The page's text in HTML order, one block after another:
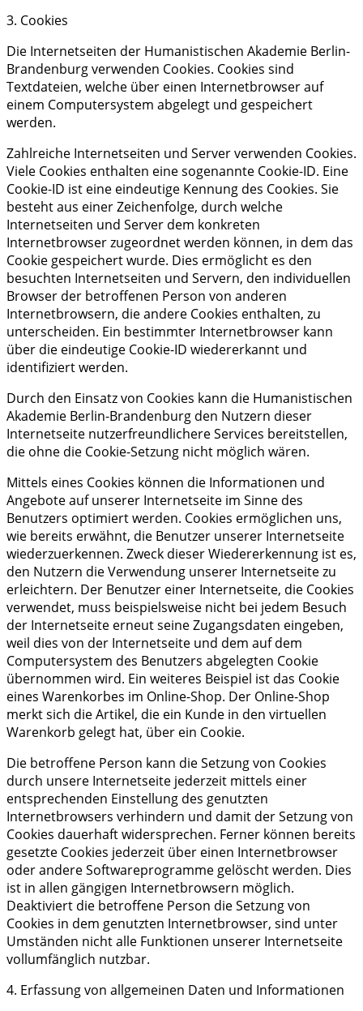
3. Cookies
Die Internetseiten der Humanistischen Akademie Berlin-
Brandenburg verwenden Cookies. Cookies sind
Textdateien, welche über einen Internetbrowser auf
einem Computersystem abgelegt und gespeichert
werden.
Zahlreiche Internetseiten und Server verwenden Cookies.
Viele Cookies enthalten eine sogenannte Cookie-ID. Eine
Cookie-ID ist eine eindeutige Kennung des Cookies. Sie
besteht aus einer Zeichenfolge, durch welche
Internetseiten und Server dem konkreten
Internetbrowser zugeordnet werden können, in dem das
Cookie gespeichert wurde. Dies ermöglicht es den
besuchten Internetseiten und Servern, den individuellen
Browser der betroffenen Person von anderen
Internetbrowsern, die andere Cookies enthalten, zu
unterscheiden. Ein bestimmter Internetbrowser kann
über die eindeutige Cookie-ID wiedererkannt und
identifiziert werden.
Durch den Einsatz von Cookies kann die Humanistischen
Akademie Berlin-Brandenburg den Nutzern dieser
Internetseite nutzerfreundlichere Services bereitstellen,
die ohne die Cookie-Setzung nicht möglich wären.
Mittels eines Cookies können die Informationen und
Angebote auf unserer Internetseite im Sinne des
Benutzers optimiert werden. Cookies ermöglichen uns,
wie bereits erwähnt, die Benutzer unserer Internetseite
wiederzuerkennen. Zweck dieser Wiedererkennung ist es,
den Nutzern die Verwendung unserer Internetseite zu
erleichtern. Der Benutzer einer Internetseite, die Cookies
verwendet, muss beispielsweise nicht bei jedem Besuch
der Internetseite erneut seine Zugangsdaten eingeben,
weil dies von der Internetseite und dem auf dem
Computersystem des Benutzers abgelegten Cookie
übernommen wird. Ein weiteres Beispiel ist das Cookie
eines Warenkorbes im Online-Shop. Der Online-Shop
merkt sich die Artikel, die ein Kunde in den virtuellen
Warenkorb gelegt hat, über ein Cookie.
Die betroffene Person kann die Setzung von Cookies
durch unsere Internetseite jederzeit mittels einer
entsprechenden Einstellung des genutzten
Internetbrowsers verhindern und damit der Setzung von
Cookies dauerhaft widersprechen. Ferner können bereits
gesetzte Cookies jederzeit über einen Internetbrowser
oder andere Softwareprogramme gelöscht werden. Dies
ist in allen gängigen Internetbrowsern möglich.
Deaktiviert die betroffene Person die Setzung von
Cookies in dem genutzten Internetbrowser, sind unter
Umständen nicht alle Funktionen unserer Internetseite
vollumfänglich nutzbar.
4. Erfassung von allgemeinen Daten und Informationen